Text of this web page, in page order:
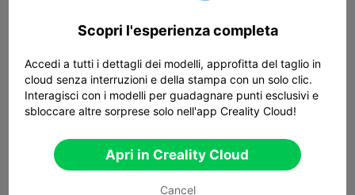
Scopri l'esperienza completa
Accedi a tutti i dettagli dei modelli, approfitta del taglio in
cloud senza interruzioni e della stampa con un solo clic.
Interagisci con i modelli per guadagnare punti esclusivi e
sbloccare altre sorprese solo nell'app Creality Cloud!
Apri in Creality Cloud
Cancel